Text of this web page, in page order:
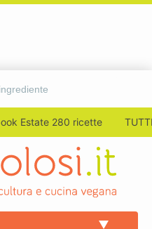
Estate 280 ricette